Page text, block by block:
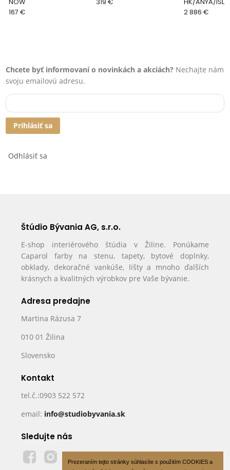
Prezeraním tejto stránky súhlasíte s použitím COOKIES a
NOW
167 €
319 €
HK/ANYA/ISLE
2 886 €
Chcete byť informovaní o novinkách a akciách? Nechajte nám
svoju emailovú adresu.
Prihlásiť sa
Odhlásiť sa
Štúdio Bývania AG, s.r.o.
E-shop interiérového štúdia v Žiline. Ponúkame
Caparol farby na stenu, tapety, bytové doplnky,
obklady, dekoračné vankúše, lišty a mnoho ďalších
krásnych a kvalitných výrobkov pre Vaše bývanie.
Adresa predajne
Martina Rázusa 7
010 01 Žilina
Slovensko
Kontakt
tel.č.:0903 522 572
email: info@studiobyvania.sk
Sledujte nás